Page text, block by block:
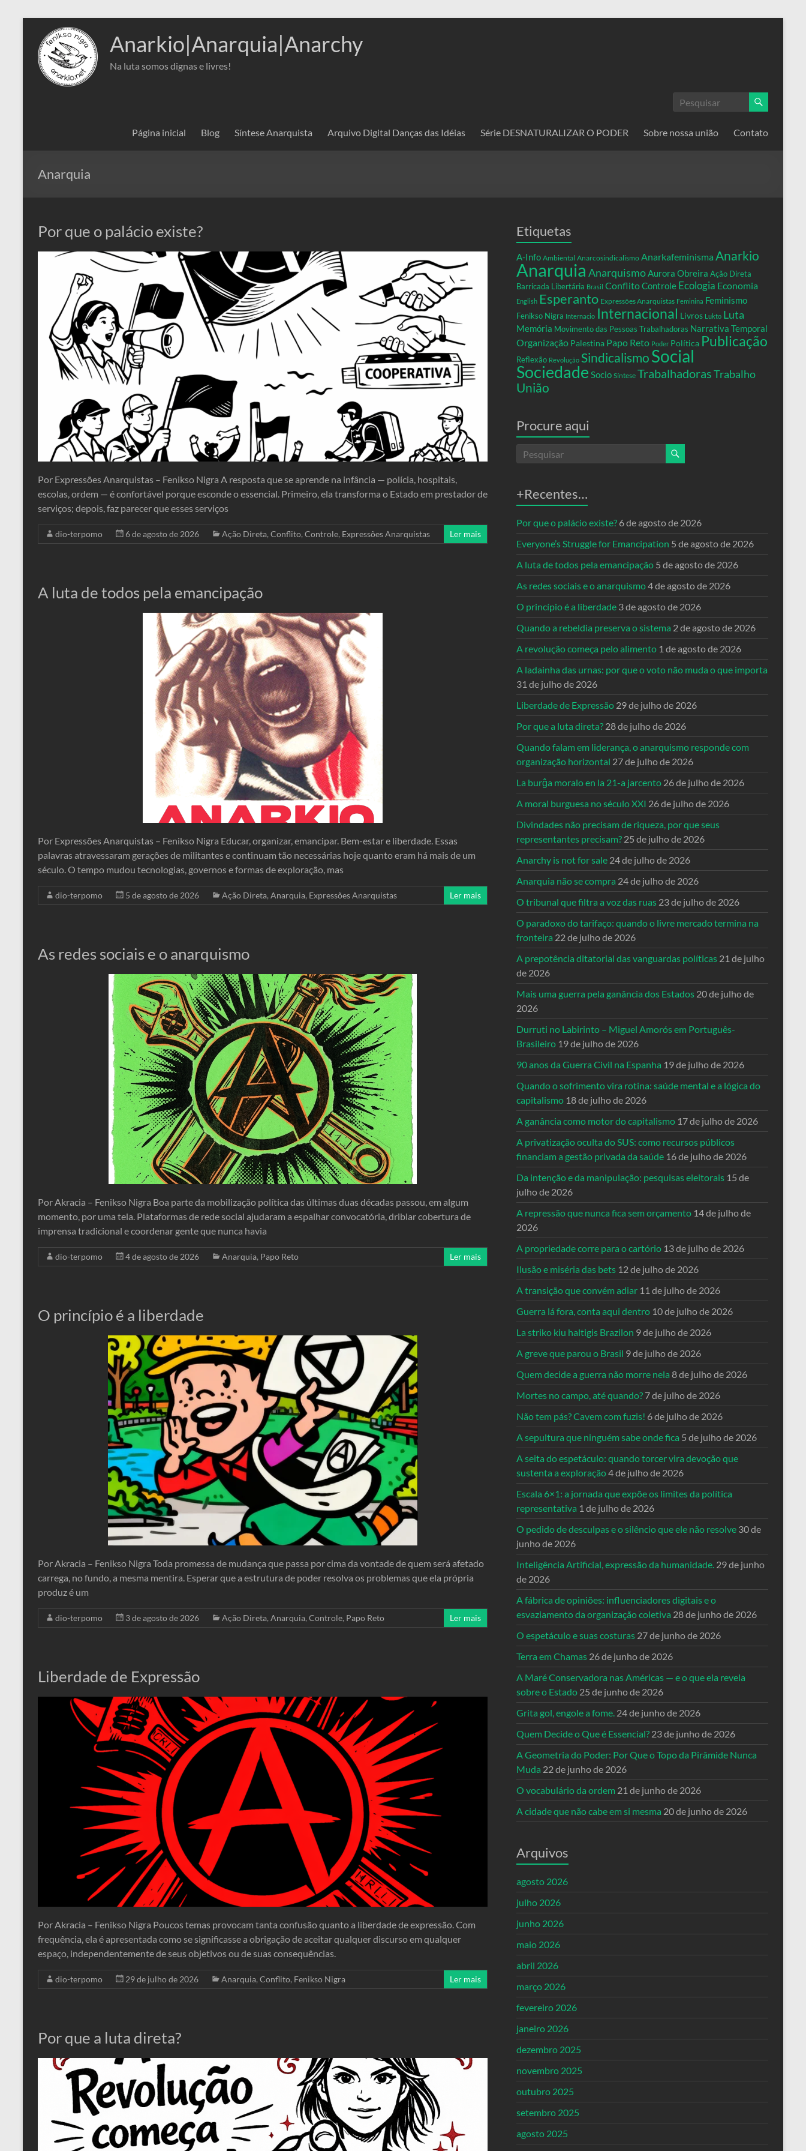
conteúdo
Anarkio|Anarquia|Anarchy
Na luta somos dignas e livres!
Página inicial Blog Síntese Anarquista Arquivo Digital Danças das Idéias Série DESNATURALIZAR O PODER Sobre nossa união Contato
Anarquia
Por que o palácio existe?
Por Expressões Anarquistas – Fenikso Nigra A resposta que se aprende na infância — polícia, hospitais,
escolas, ordem — é confortável porque esconde o essencial. Primeiro, ela transforma o Estado em prestador de
serviços; depois, faz parecer que esses serviços
dio-terpomo 6 de agosto de 2026 Ação Direta, Conflito, Controle, Expressões Anarquistas Ler mais
A luta de todos pela emancipação
Por Expressões Anarquistas – Fenikso Nigra Educar, organizar, emancipar. Bem-estar e liberdade. Essas
palavras atravessaram gerações de militantes e continuam tão necessárias hoje quanto eram há mais de um
século. O tempo mudou tecnologias, governos e formas de exploração, mas
dio-terpomo 5 de agosto de 2026 Ação Direta, Anarquia, Expressões Anarquistas Ler mais
As redes sociais e o anarquismo
Por Akracia – Fenikso Nigra Boa parte da mobilização política das últimas duas décadas passou, em algum
momento, por uma tela. Plataformas de rede social ajudaram a espalhar convocatória, driblar cobertura de
imprensa tradicional e coordenar gente que nunca havia
dio-terpomo 4 de agosto de 2026 Anarquia, Papo Reto Ler mais
O princípio é a liberdade
Por Akracia – Fenikso Nigra Toda promessa de mudança que passa por cima da vontade de quem será afetado
carrega, no fundo, a mesma mentira. Esperar que a estrutura de poder resolva os problemas que ela própria
produz é um
dio-terpomo 3 de agosto de 2026 Ação Direta, Anarquia, Controle, Papo Reto Ler mais
Liberdade de Expressão
Por Akracia – Fenikso Nigra Poucos temas provocam tanta confusão quanto a liberdade de expressão. Com
frequência, ela é apresentada como se significasse a obrigação de aceitar qualquer discurso em qualquer
espaço, independentemente de seus objetivos ou de suas consequências.
dio-terpomo 29 de julho de 2026 Anarquia, Conflito, Fenikso Nigra Ler mais
Por que a luta direta?
Etiquetas
A-Info Ambiental Anarcosindicalismo Anarkafeminisma Anarkio
Anarquia AnarquismoAurora Obreira Ação Direta
Barricada Libertária Brasil ConflitoControle Ecologia Economia
English Esperanto Expressões Anarquistas Feminina Feminismo
Fenikso Nigra Internacio Internacional Livros Lukto Luta
Memória Movimento das Pessoas Trabalhadoras Narrativa Temporal
Organização Palestina Papo Reto Poder Política Publicação
Reflexão Revolução Sindicalismo Social
Sociedade Socio Síntese TrabalhadorasTrabalho
União
Procure aqui
+Recentes…
Por que o palácio existe? 6 de agosto de 2026
Everyone’s Struggle for Emancipation 5 de agosto de 2026
A luta de todos pela emancipação 5 de agosto de 2026
As redes sociais e o anarquismo4 de agosto de 2026
O princípio é a liberdade 3 de agosto de 2026
Quando a rebeldia preserva o sistema 2 de agosto de 2026
A revolução começa pelo alimento 1 de agosto de 2026
A ladainha das urnas: por que o voto não muda o que importa
31 de julho de 2026
Liberdade de Expressão 29 de julho de 2026
Por que a luta direta? 28 de julho de 2026
Quando falam em liderança, o anarquismo responde com
organização horizontal 27 de julho de 2026
La burĝa moralo en la 21-a jarcento 26 de julho de 2026
A moral burguesa no século XXI 26 de julho de 2026
Divindades não precisam de riqueza, por que seus
representantes precisam? 25 de julho de 2026
Anarchy is not for sale 24 de julho de 2026
Anarquia não se compra 24 de julho de 2026
O tribunal que filtra a voz das ruas 23 de julho de 2026
O paradoxo do tarifaço: quando o livre mercado termina na
fronteira 22 de julho de 2026
A prepotência ditatorial das vanguardas políticas 21 de julho
de 2026
Mais uma guerra pela ganância dos Estados 20 de julho de
2026
Durruti no Labirinto – Miguel Amorós em Português-
Brasileiro 19 de julho de 2026
90 anos da Guerra Civil na Espanha 19 de julho de 2026
Quando o sofrimento vira rotina: saúde mental e a lógica do
capitalismo 18 de julho de 2026
A ganância como motor do capitalismo 17 de julho de 2026
A privatização oculta do SUS: como recursos públicos
financiam a gestão privada da saúde 16 de julho de 2026
Da intenção e da manipulação: pesquisas eleitorais 15 de
julho de 2026
A repressão que nunca fica sem orçamento 14 de julho de
2026
A propriedade corre para o cartório 13 de julho de 2026
Ilusão e miséria das bets 12 de julho de 2026
A transição que convém adiar 11 de julho de 2026
Guerra lá fora, conta aqui dentro 10 de julho de 2026
La striko kiu haltigis Brazilon 9 de julho de 2026
A greve que parou o Brasil 9 de julho de 2026
Quem decide a guerra não morre nela 8 de julho de 2026
Mortes no campo, até quando? 7 de julho de 2026
Não tem pás? Cavem com fuzis! 6 de julho de 2026
A sepultura que ninguém sabe onde fica 5 de julho de 2026
A seita do espetáculo: quando torcer vira devoção que
sustenta a exploração4 de julho de 2026
Escala 6×1: a jornada que expõe os limites da política
representativa 1 de julho de 2026
O pedido de desculpas e o silêncio que ele não resolve 30 de
junho de 2026
Inteligência Artificial, expressão da humanidade. 29 de junho
de 2026
A fábrica de opiniões: influenciadores digitais e o
esvaziamento da organização coletiva 28 de junho de 2026
O espetáculo e suas costuras 27 de junho de 2026
Terra em Chamas 26 de junho de 2026
A Maré Conservadora nas Américas — e o que ela revela
sobre o Estado 25 de junho de 2026
Grita gol, engole a fome. 24 de junho de 2026
Quem Decide o Que é Essencial? 23 de junho de 2026
A Geometria do Poder: Por Que o Topo da Pirâmide Nunca
Muda 22 de junho de 2026
O vocabulário da ordem 21 de junho de 2026
A cidade que não cabe em si mesma 20 de junho de 2026
Arquivos
agosto 2026
julho 2026
junho 2026
maio 2026
abril 2026
março 2026
fevereiro 2026
janeiro 2026
dezembro 2025
novembro 2025
outubro 2025
setembro 2025
agosto 2025